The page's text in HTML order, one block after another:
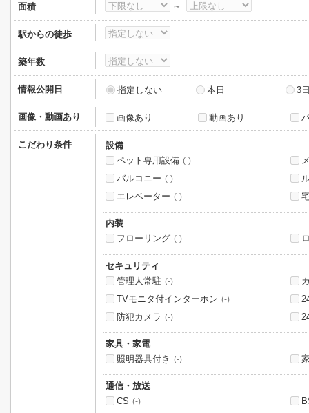
面積 ～
駅からの徒歩
築年数
情報公開日 指定しない 本日 3
画像・動画あり 画像あり 動画あり
こだわり条件
設備
ペット専用設備 (-)
バルコニー (-)
エレベーター (-)
内装
フローリング (-)
セキュリティ
管理人常駐 (-)
TVモニタ付インターホン (-)
防犯カメラ (-)
家具・家電
照明器具付き
(-)
通信・放送
CS (-)